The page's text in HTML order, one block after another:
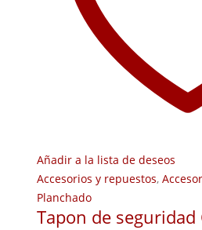
Añadir a la lista de deseos
Accesorios y repuestos,
Planchado
Tapon de seguridad